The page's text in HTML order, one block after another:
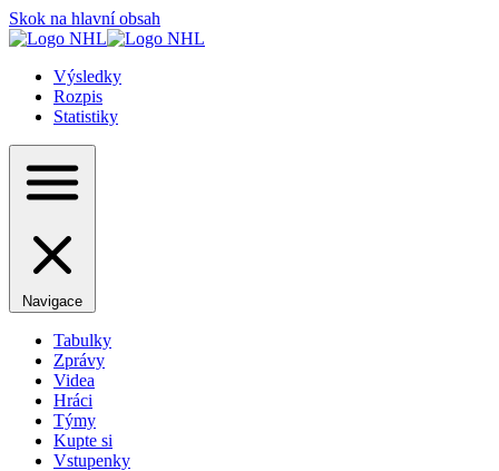
Skok na hlavní obsah
Výsledky
Rozpis
Statistiky
Navigace
Tabulky
Zprávy
Videa
Hráci
Týmy
Kupte si
Vstupenky